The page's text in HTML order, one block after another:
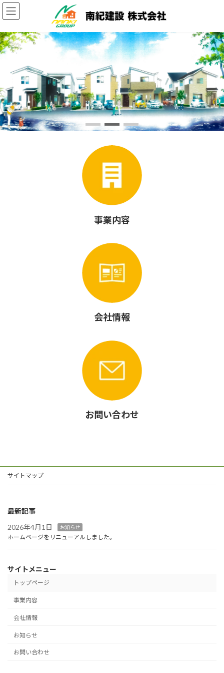
コ
ン
ン
ツ
へ
プ
ナ
ビ
ー
シ
ョ
動
事業内容
会社情報
お問い合わせ
サイトマップ
最新記事
2026年4月1日
お知らせ
ホームページをリニューアルしました。
サイトメニュー
トップページ
事業内容
会社情報
お知らせ
お問い合わせ